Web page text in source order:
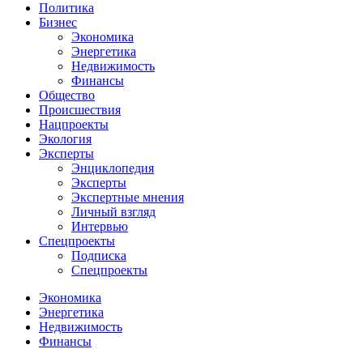
Политика
Бизнес
Экономика
Энергетика
Недвижимость
Финансы
Общество
Происшествия
Нацпроекты
Экология
Эксперты
Энциклопедия
Эксперты
Экспертные мнения
Личный взгляд
Интервью
Спецпроекты
Подписка
Спецпроекты
Экономика
Энергетика
Недвижимость
Финансы